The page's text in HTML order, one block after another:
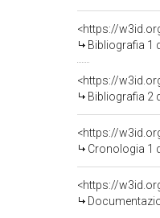
<https://
Bibliografia 1
<https://
Bibliografia 2
<https://
Cronologia 1